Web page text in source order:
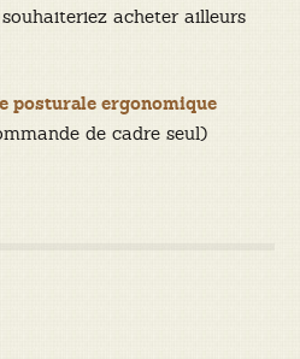
acheter ailleurs
posturale ergonomique
de cadre seul)